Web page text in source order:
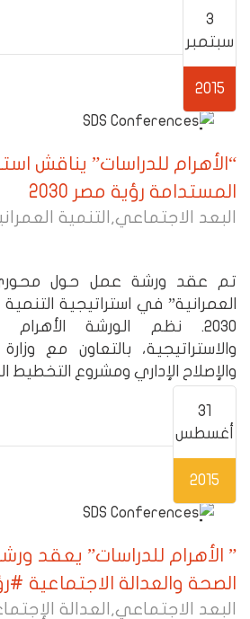
3
سبتمبر
2015
“الأهرام للدراسات” يناقش
المستدامة رؤية مصر 2030
البعد الاجتماعي, التنمية
تم عقد ورشة عمل حول محوري
العمرانية” في استراتيجية
2030. نظم الورشة الأهرام
والاستراتيجية، بالتعاون مع
والإصلاح الإداري ومشروع التخطيط
31
أغسطس
2015
” الأهرام للدراسات” يعقد
الصحة والعدالة الاجتماعية
البعد الاجتماعي, العدالة